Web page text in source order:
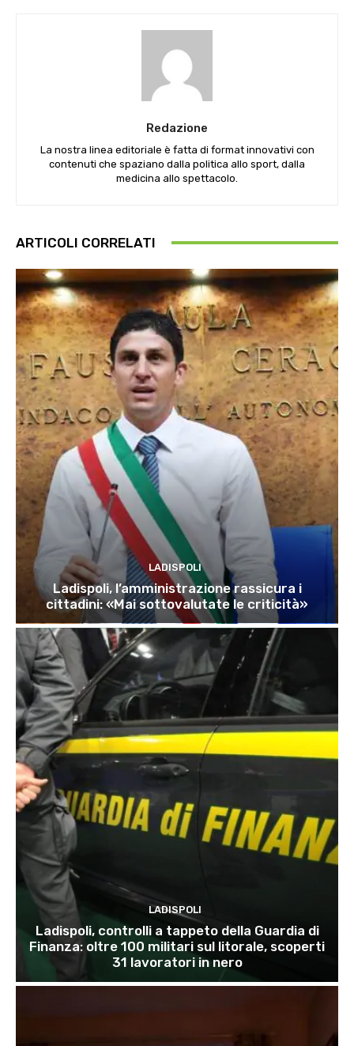
Redazione
La nostra linea editoriale è fatta di format innovativi con
contenuti che spaziano dalla politica allo sport, dalla
medicina allo spettacolo.
ARTICOLI CORRELATI
LADISPOLI
Ladispoli, l’amministrazione rassicura i
cittadini: «Mai sottovalutate le criticità»
LADISPOLI
Ladispoli, controlli a tappeto della Guardia di
Finanza: oltre 100 militari sul litorale, scoperti
31 lavoratori in nero